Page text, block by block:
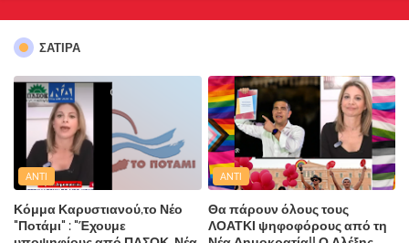
ΣΑΤΙΡΑ
ANTI
Κόμμα Καρυστιανού,το Νέο
"Ποτάμι" : "Έχουμε
ANTI
Θα πάρουν όλους τους
ΛΟΑΤΚΙ ψηφοφόρους από τη